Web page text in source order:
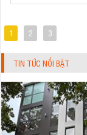
1 2 3
TIN TỨC NỔI BẬT